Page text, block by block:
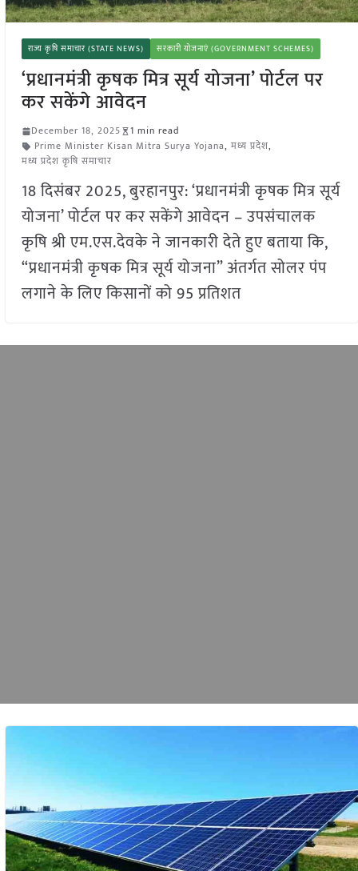
राज्य कृषि समाचार (STATE NEWS) सरकारी योजनाएं (GOVERNMENT SCHEMES)
‘प्रधानमंत्री कृषक मित्र सूर्य योजना’ पोर्टल पर
कर सकेंगे आवेदन
December 18, 2025
1 min read
Prime Minister Kisan Mitra Surya Yojana, मध्य प्रदेश,
मध्य प्रदेश कृषि समाचार
18 दिसंबर 2025, बुरहानपुर: ‘प्रधानमंत्री कृषक मित्र सूर्य
योजना’ पोर्टल पर कर सकेंगे आवेदन – उपसंचालक
कृषि श्री एम.एस.देवके ने जानकारी देते हुए बताया कि,
“प्रधानमंत्री कृषक मित्र सूर्य योजना” अंतर्गत सोलर पंप
लगाने के लिए किसानों को 95 प्रतिशत